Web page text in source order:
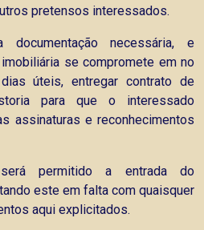
pretensos interessados.
necessária, e
se compromete em no
úteis, entregar contrato de
para que o interessado
assinaturas e reconhecimentos
permitido a entrada do
este em falta com quaisquer
aqui explicitados.